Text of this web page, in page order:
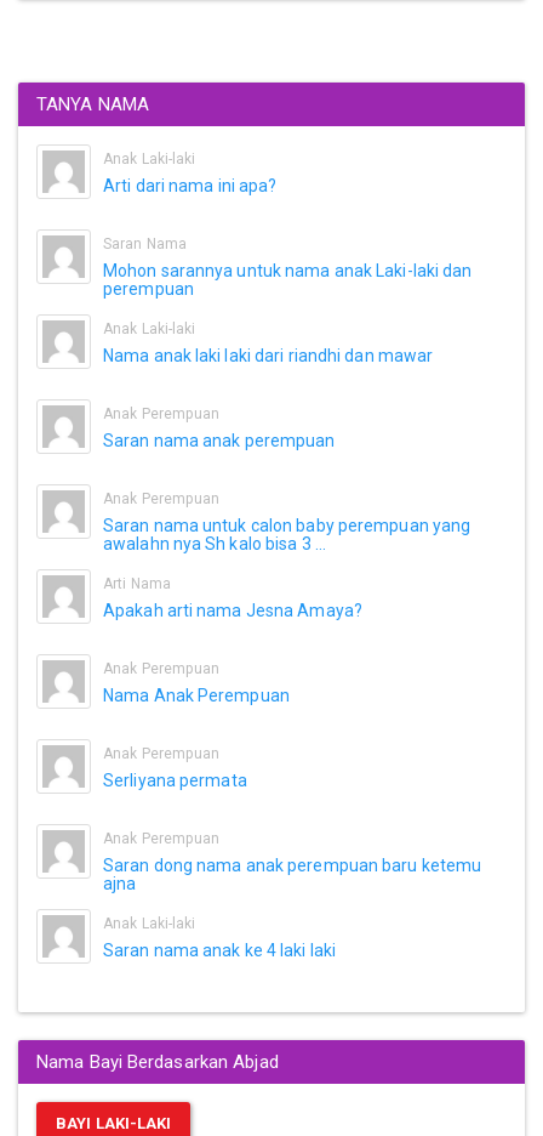
TANYA NAMA
Anak Laki-laki
Arti dari nama ini apa?
Saran Nama
Mohon sarannya untuk nama anak Laki-laki dan
perempuan
Anak Laki-laki
Nama anak laki laki dari riandhi dan mawar
Anak Perempuan
Saran nama anak perempuan
Anak Perempuan
Saran nama untuk calon baby perempuan yang
awalahn nya Sh kalo bisa 3 ...
Arti Nama
Apakah arti nama Jesna Amaya?
Anak Perempuan
Nama Anak Perempuan
Anak Perempuan
Serliyana permata
Anak Perempuan
Saran dong nama anak perempuan baru ketemu
ajna
Anak Laki-laki
Saran nama anak ke 4 laki laki
Nama Bayi Berdasarkan Abjad
BAYI LAKI-LAKI